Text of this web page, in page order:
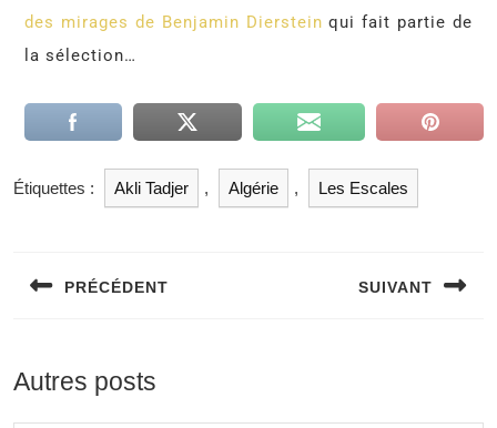
des mirages de Benjamin Dierstein qui fait partie de
la sélection…
Étiquettes : Akli Tadjer , Algérie , Les Escales
PRÉCÉDENT SUIVANT
Autres posts